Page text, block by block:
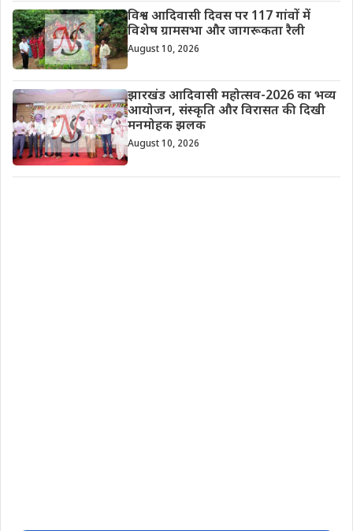
विश्व आदिवासी दिवस पर 117 गांवों में
विशेष ग्रामसभा और जागरूकता रैली
August 10, 2026
झारखंड आदिवासी महोत्सव-2026 का भव्य
आयोजन, संस्कृति और विरासत की दिखी
मनमोहक झलक
August 10, 2026